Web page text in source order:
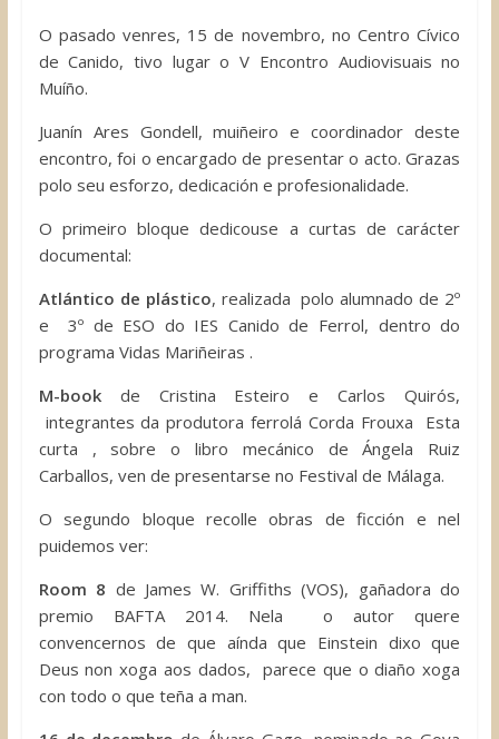
O pasado venres, 15 de novembro, no Centro Cívico
de Canido, tivo lugar o V Encontro Audiovisuais no
Muíño.
Juanín Ares Gondell, muiñeiro e coordinador deste
encontro, foi o encargado de presentar o acto. Grazas
polo seu esforzo, dedicación e profesionalidade.
O primeiro bloque dedicouse a curtas de carácter
documental:
Atlántico de plástico, realizada polo alumnado de 2º
e 3º de ESO do IES Canido de Ferrol, dentro do
programa Vidas Mariñeiras .
M-bookde Cristina Esteiro e Carlos Quirós,
integrantes da produtora ferrolá Corda Frouxa Esta
curta , sobre o libro mecánico de Ángela Ruiz
Carballos, ven de presentarse no Festival de Málaga.
O segundo bloque recolle obras de ficción e nel
puidemos ver:
Room 8 de James W. Griffiths (VOS), gañadora do
premio BAFTA 2014. Nela o autor quere
convencernos de que aínda que Einstein dixo que
Deus non xoga aos dados, parece que o diaño xoga
con todo o que teña a man.